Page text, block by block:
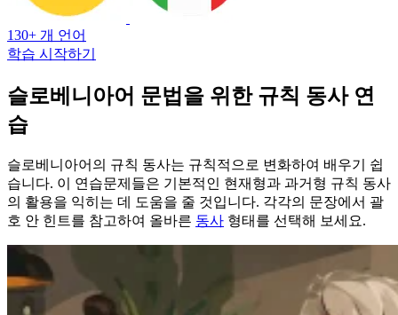
130+ 개 언어
학습 시작하기
슬로베니아어 문법을 위한 규칙 동사 연
습
슬로베니아어의 규칙 동사는 규칙적으로 변화하여 배우기 쉽
습니다. 이 연습문제들은 기본적인 현재형과 과거형 규칙 동사
의 활용을 익히는 데 도움을 줄 것입니다. 각각의 문장에서 괄
호 안 힌트를 참고하여 올바른 동사 형태를 선택해 보세요.